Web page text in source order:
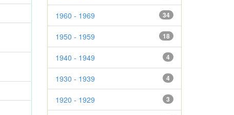
34
1960 - 1969
18
1950 - 1959
4
1940 - 1949
4
1930 - 1939
3
1920 - 1929